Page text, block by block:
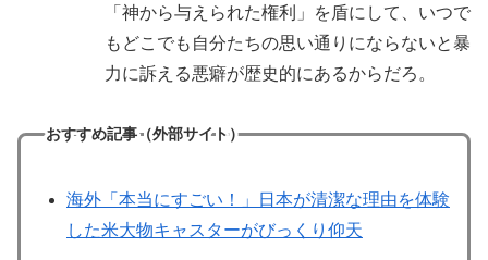
「神から与えられた権利」を盾にして、いつで
もどこでも自分たちの思い通りにならないと暴
力に訴える悪癖が歴史的にあるからだろ。
おすすめ記事（外部サイト）
海外「本当にすごい！」日本が清潔な理由を体験
した米大物キャスターがびっくり仰天